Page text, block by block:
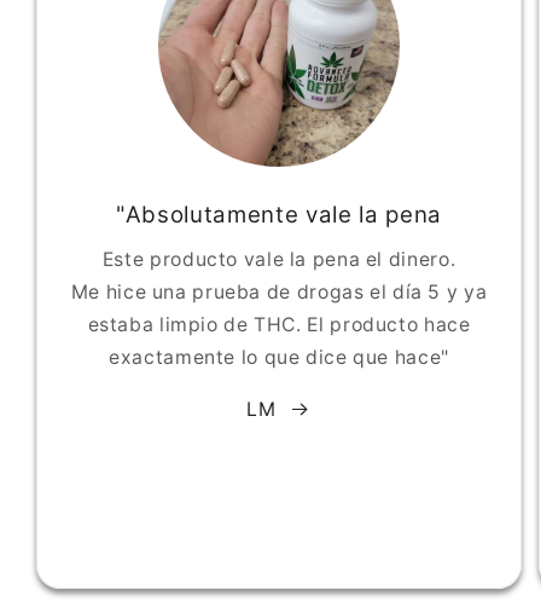
"Absolutamente vale la pena
Este producto vale la pena el dinero.
Me hice una prueba de drogas el día 5 y ya
estaba limpio de THC. El producto hace
exactamente lo que dice que hace"
LM